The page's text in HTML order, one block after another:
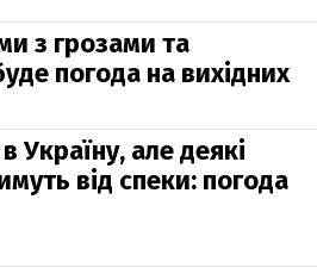
з грозами та
погода на вихідних
Україну, але деякі
від спеки: погода